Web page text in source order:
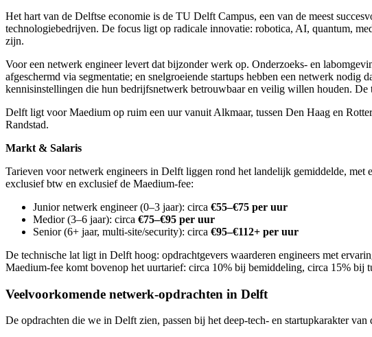
Het hart van de Delftse economie is de TU Delft Campus, een van de meest
technologiebedrijven. De focus ligt op radicale innovatie: robotica, AI, quantum,
zijn.
Voor een netwerk engineer levert dat bijzonder werk op. Onderzoeks- en
afgeschermd via segmentatie; en snelgroeiende startups hebben een netwerk nodig
kennisinstellingen die hun bedrijfsnetwerk betrouwbaar en veilig willen houden.
Delft ligt voor Maedium op ruim een uur vanuit Alkmaar, tussen Den Haag en
Randstad.
Markt & Salaris
Tarieven voor netwerk engineers in Delft liggen rond het landelijk gemiddelde,
exclusief btw en exclusief de Maedium-fee:
Junior netwerk engineer (0–3 jaar): circa €55–€75 per uur
Medior (3–6 jaar): circa €75–€95 per uur
Senior (6+ jaar, multi-site/security): circa €95–€112+ per uur
De technische lat ligt in Delft hoog: opdrachtgevers waarderen engineers met
Maedium-fee komt bovenop het uurtarief: circa 10% bij bemiddeling, circa 15% bij
Veelvoorkomende netwerk-opdrachten in Delft
De opdrachten die we in Delft zien, passen bij het deep-tech- en startupkarakter van